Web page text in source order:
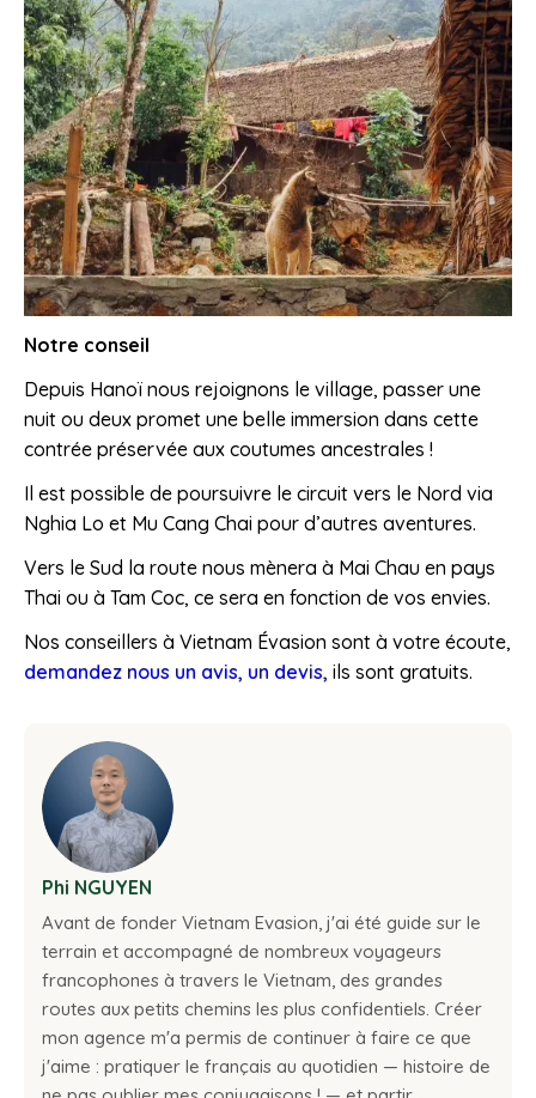
Notre conseil
Depuis Hanoï nous rejoignons le village, passer une
nuit ou deux promet une belle immersion dans cette
contrée préservée aux coutumes ancestrales !
Il est possible de poursuivre le circuit vers le Nord via
Nghia Lo et Mu Cang Chai pour d’autres aventures.
Vers le Sud la route nous mènera à Mai Chau en pays
Thai ou à Tam Coc, ce sera en fonction de vos envies.
Nos conseillers à Vietnam Évasion sont à votre écoute,
demandez nous un avis, un devis, ils sont gratuits.
Phi NGUYEN
Avant de fonder Vietnam Evasion, j'ai été guide sur le
terrain et accompagné de nombreux voyageurs
francophones à travers le Vietnam, des grandes
routes aux petits chemins les plus confidentiels. Créer
mon agence m'a permis de continuer à faire ce que
j'aime : pratiquer le français au quotidien — histoire de